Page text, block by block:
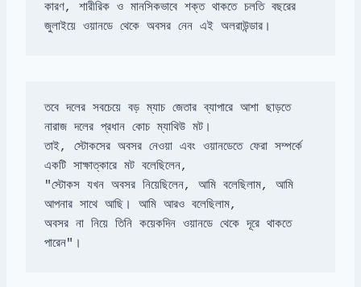
কারণ, শারীরিক ও মানসিকভাবে শক্ত থাকতে চলতি বছরের
জুলাইয়ে ওয়ানডে থেকে অবসর নেন এই অলরাউন্ডার।
তবে দলের সবচেয়ে বড় ম্যাচ জেতার ব্যাপারে আশা ছাড়তে
তাই, স্টোকসের অবসর নেওয়া এবং ওয়ানডেতে ফেরা সম্পর্কে
একটি সাক্ষাত্কারে মট বলেছিলেন,
"স্টোকস যখন অবসর নিয়েছিলেন, আমি বলেছিলাম, আমি
আপনার সাথে আছি। আমি আরও বলেছিলাম,
অবসর না নিয়ে তিনি কয়েকদিন ওয়ানডে থেকে দূরে থাকতে
পারেন"।